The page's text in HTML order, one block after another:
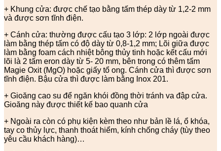
+ Khung cửa: được chế tạo bằng tấm thép dày từ 1,2-2 mm
và được sơn tĩnh điện.
+ Cánh cửa: thường được cấu tạo 3 lớp: 2 lớp ngoài được
làm bằng thép tấm có độ dày từ 0,8-1,2 mm; Lõi giữa được
làm bằng foam cách nhiệt bông thủy tinh hoặc kết cấu mới
lõi là 2 tấm eron dày từ 5- 20 mm, bên trong có thêm tấm
Magie Oxit (MgO) hoặc giấy tổ ong. Cánh cửa thì được sơn
tĩnh điện. Bậu cửa thì được làm bằng Inox 201.
+ Gioăng cao su để ngăn khói đồng thời tránh va đập cửa.
Gioăng này được thiết kế bao quanh cửa
+ Ngoài ra còn có phụ kiện kèm theo như bản lề lá, ổ khóa,
tay co thủy lực, thanh thoát hiểm, kính chống cháy (tùy theo
yêu cầu khách hàng)…